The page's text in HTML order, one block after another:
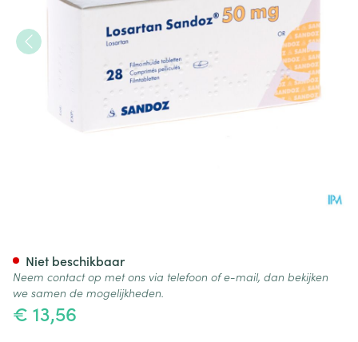
€ 13,56
Niet beschikbaar
Neem contact op met ons via telefoon of e-mail, dan bekijken
we samen de mogelijkheden.